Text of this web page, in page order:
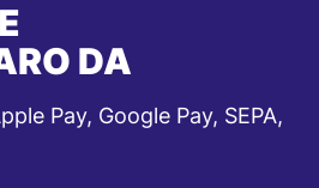
DA
Pay, Google Pay, SEPA,